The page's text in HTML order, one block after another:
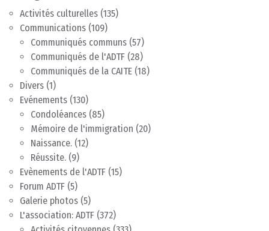
Activités culturelles (135)
Communications (109)
Communiqués communs (57)
Communiqués de l'ADTF (28)
Communiqués de la CAITE (18)
Divers (1)
Evénements (130)
Condoléances (85)
Mémoire de l'immigration (20)
Naissance. (12)
Réussite. (9)
Evènements de l'ADTF (15)
Forum ADTF (5)
Galerie photos (5)
L'association: ADTF (372)